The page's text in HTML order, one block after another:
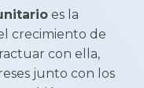
es la
crecimiento de
con ella,
junto con los